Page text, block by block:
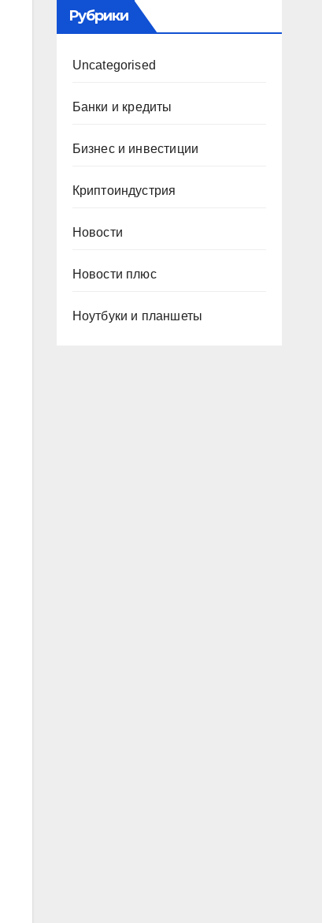
Рубрики
Uncategorised
Банки и кредиты
Бизнес и инвестиции
Криптоиндустрия
Новости
Новости плюс
Ноутбуки и планшеты